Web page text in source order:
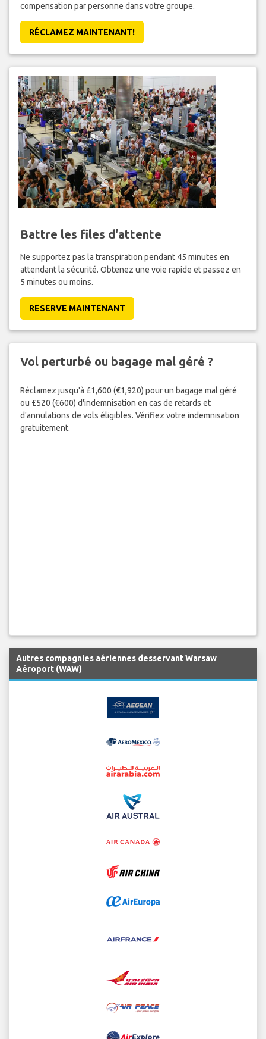
compensation par personne dans votre groupe.
RÉCLAMEZ MAINTENANT!
Battre les files d'attente
Ne supportez pas la transpiration pendant 45 minutes en
attendant la sécurité. Obtenez une voie rapide et passez en
5 minutes ou moins.
RESERVE MAINTENANT
Vol perturbé ou bagage mal géré ?
Réclamez jusqu'à £1,600 (€1,920) pour un bagage mal géré
ou £520 (€600) d'indemnisation en cas de retards et
d'annulations de vols éligibles. Vérifiez votre indemnisation
gratuitement.
Autres compagnies aériennes desservant Warsaw
Aéroport (WAW)